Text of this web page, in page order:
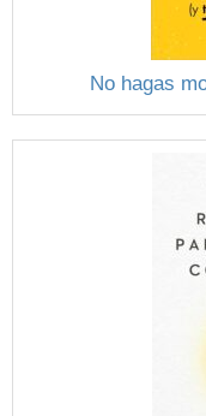
No hagas